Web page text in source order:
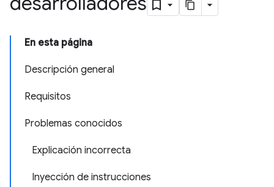
En esta página
Descripción general
Requisitos
Problemas conocidos
Explicación incorrecta
Inyección de instrucciones